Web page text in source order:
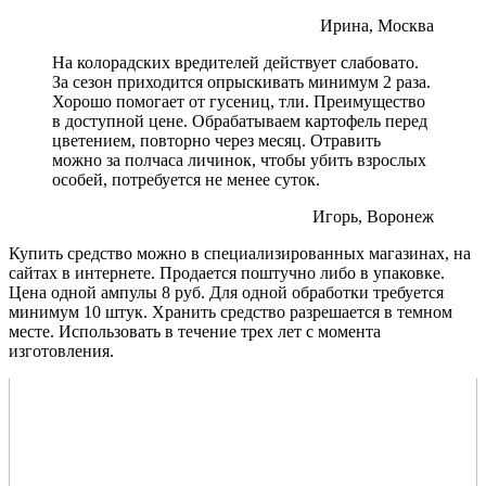
Ирина, Москва
На колорадских вредителей действует слабовато.
За сезон приходится опрыскивать минимум 2 раза.
Хорошо помогает от гусениц, тли. Преимущество
в доступной цене. Обрабатываем картофель перед
цветением, повторно через месяц. Отравить
можно за полчаса личинок, чтобы убить взрослых
особей, потребуется не менее суток.
Игорь, Воронеж
Купить средство можно в специализированных магазинах, на
сайтах в интернете. Продается поштучно либо в упаковке.
Цена одной ампулы 8 руб. Для одной обработки требуется
минимум 10 штук. Хранить средство разрешается в темном
месте. Использовать в течение трех лет с момента
изготовления.